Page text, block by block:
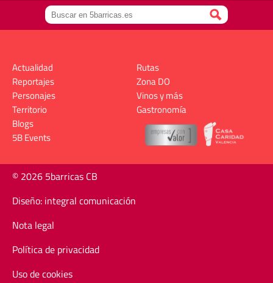
Actualidad
Reportajes
Personajes
Territorio
Rutas
Zona DO
Vinos y más
Gastronomía
Blogs
5B Events
© 2026 5barricas CB
Diseño: integral comunicación
Nota legal
Política de privacidad
Uso de cookies